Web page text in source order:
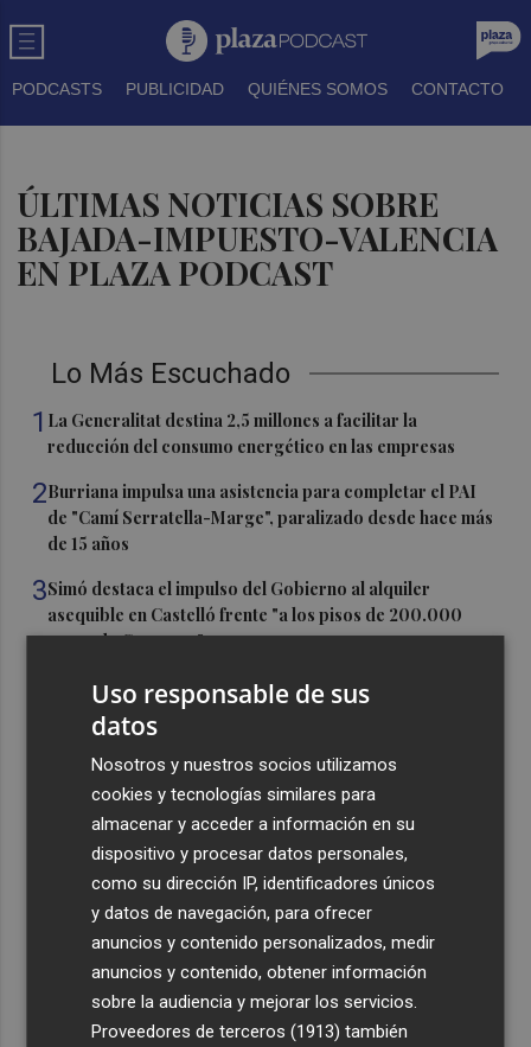
PODCASTS PUBLICIDAD QUIÉNES SOMOS CONTACTO
ÚLTIMAS NOTICIAS SOBRE
BAJADA-IMPUESTO-VALENCIA
EN PLAZA PODCAST
Lo Más Escuchado
1 La Generalitat destina 2,5 millones a facilitar la
reducción del consumo energético en las empresas
2Burriana impulsa una asistencia para completar el PAI
de "Camí Serratella-Marge", paralizado desde hace más
de 15 años
3Simó destaca el impulso del Gobierno al alquiler
asequible en Castelló frente "a los pisos de 200.000
euros de Carrasco"
Castelló adjudica a Civicons por 600.500 euros las
obras de reforma de la tenencia de alcaldía sur
Castelló acelera el montaje de la infraestructura en las
playas y el Planetari del eclipse para convertirlo en "un
evento histórico"
Recibe toda la actualidad de
Plaza Podcast en tu correo
Uso responsable de sus
datos
Nosotros y nuestros socios utilizamos
cookies y tecnologías similares para
almacenar y acceder a información en su
dispositivo y procesar datos personales,
como su dirección IP, identificadores únicos
y datos de navegación, para ofrecer
anuncios y contenido personalizados, medir
anuncios y contenido, obtener información
sobre la audiencia y mejorar los servicios.
Proveedores de terceros (1913) también